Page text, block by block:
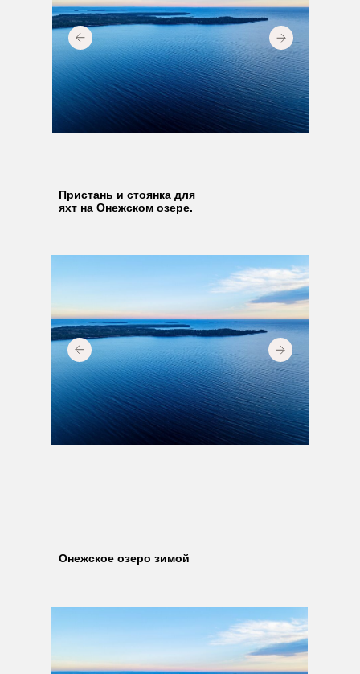
Пристань и стоянка для
яхт на Онежском озере.
Онежское озеро зимой